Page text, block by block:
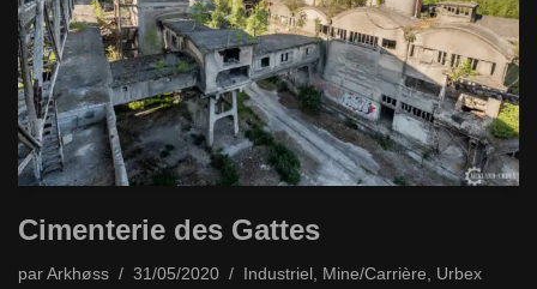
Cimenterie des Gattes
par Arkhøss 31/05/2020 Industriel Mine/Carrière Urbex